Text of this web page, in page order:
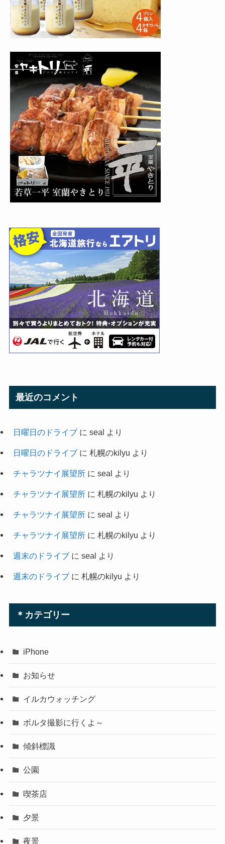
最近のコメント
日曜日のドライブに seal より
日曜日のドライブに 札幌のkilyu より
チャラツナイ展望所に seal より
チャラツナイ展望所に 札幌のkilyu より
チャラツナイ展望所に seal より
チャラツナイ展望所に 札幌のkilyu より
週末のドライブに seal より
週末のドライブに 札幌のkilyu より
＊カテゴリー
iPhone
お知らせ
イルカウォッチング
ボルタ撮影に行くよ～
傾斜標識
公園
喫茶店
夕景
夜景